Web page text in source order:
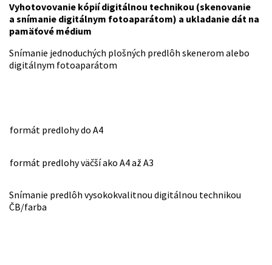
Vyhotovovanie kópií digitálnou technikou (skenovanie
a snímanie digitálnym fotoaparátom) a ukladanie dát na
pamäťové médium
Snímanie jednoduchých plošných predlôh skenerom alebo
digitálnym fotoaparátom
formát predlohy do A4
formát predlohy väčší ako A4 až A3
Snímanie predlôh vysokokvalitnou digitálnou technikou
ČB/farba